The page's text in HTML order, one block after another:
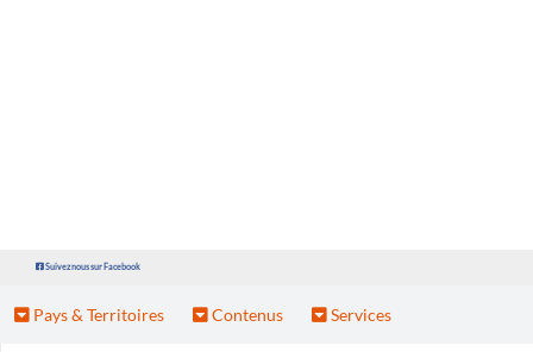
Suivez nous sur Facebook
Pays & Territoires Contenus Services